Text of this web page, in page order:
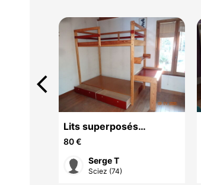
Lits superposés
ados/adultes
80 €
Serge T
Sciez (74)
arrow_back_ios